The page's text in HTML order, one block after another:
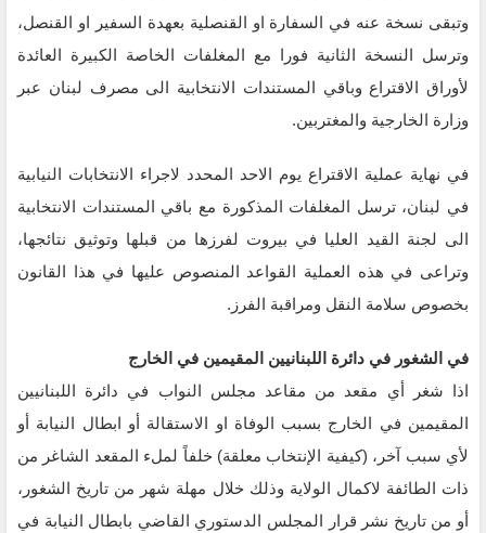
وتبقى نسخة عنه في السفارة او القنصلية بعهدة السفير او القنصل،
وترسل النسخة الثانية فورا مع المغلفات الخاصة الكبيرة العائدة
لأوراق الاقتراع وباقي المستندات الانتخابية الى مصرف لبنان عبر
وزارة الخارجية والمغتربين.
في نهاية عملية الاقتراع يوم الاحد المحدد لاجراء الانتخابات النيابية
في لبنان، ترسل المغلفات المذكورة مع باقي المستندات الانتخابية
الى لجنة القيد العليا في بيروت لفرزها من قبلها وتوثيق نتائجها،
وتراعى في هذه العملية القواعد المنصوص عليها في هذا القانون
بخصوص سلامة النقل ومراقبة الفرز.
في الشغور في دائرة اللبنانيين المقيمين في الخارج
اذا شغر أي مقعد من مقاعد مجلس النواب في دائرة اللبنانيين
المقيمين في الخارج بسبب الوفاة او الاستقالة أو ابطال النيابة أو
لأي سبب آخر، (كيفية الإنتخاب معلقة) خلفاً لملء المقعد الشاغر من
ذات الطائفة لاكمال الولاية وذلك خلال مهلة شهر من تاريخ الشغور،
أو من تاريخ نشر قرار المجلس الدستوري القاضي بابطال النيابة في